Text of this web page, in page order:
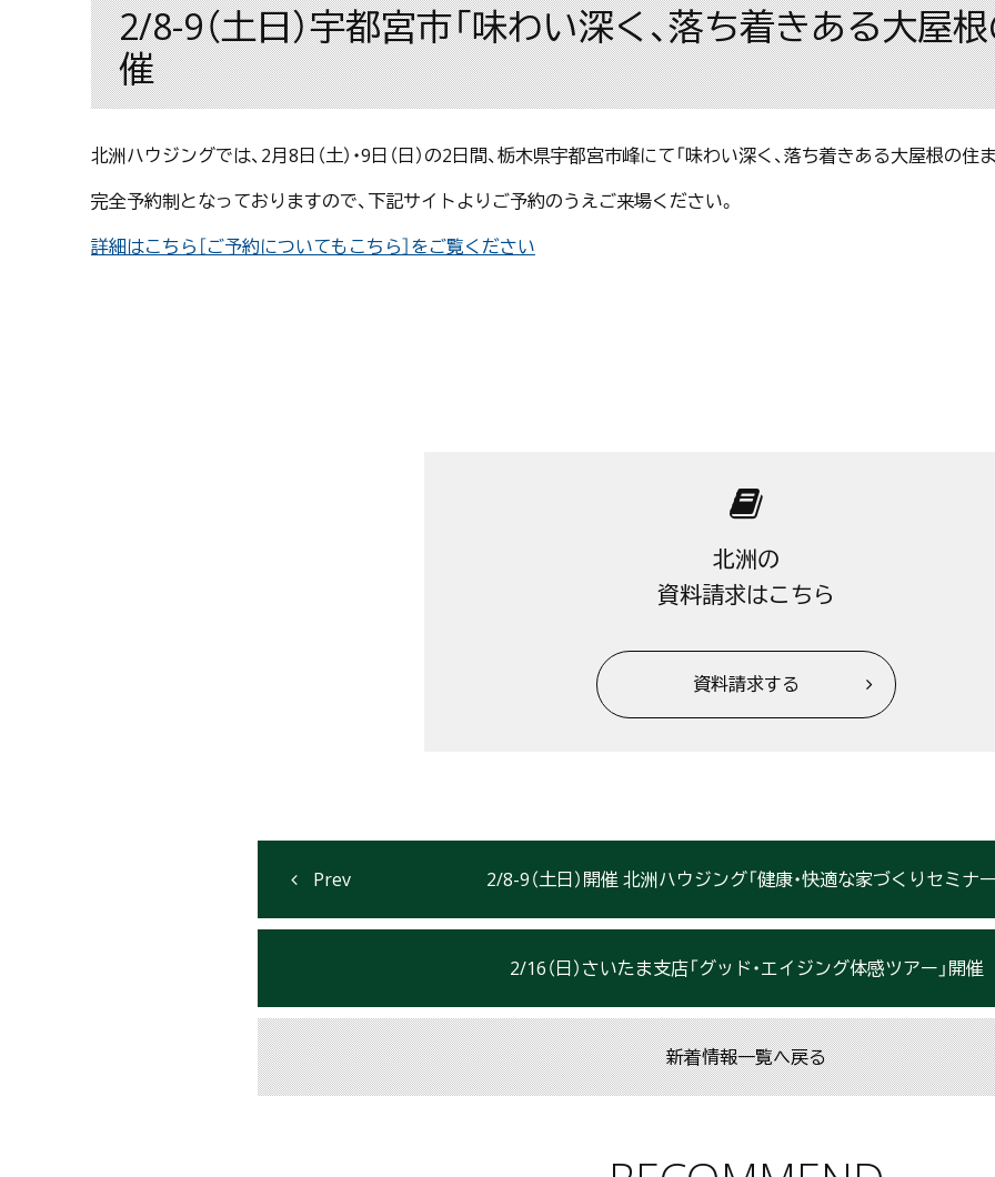
2/8-9（土日）宇都宮市「味わい深く、落ち着きある大屋
催
北洲ハウジングでは、2月8日（土）・9日（日）の2日間、栃木県宇都宮市峰にて「味わい深く、落ち着きある大屋根の
完全予約制となっておりますので、下記サイトよりご予約のうえご来場ください。
詳細はこちら［ご予約についてもこちら］をご覧ください
北洲の
資料請求はこちら
資料請求する
2/8-9（土日）開催 北洲ハウジング「健康・快適な家づくりセミナー
2/16（日）さいたま支店「グッド・エイジング体感ツアー」開催
新着情報一覧へ戻る